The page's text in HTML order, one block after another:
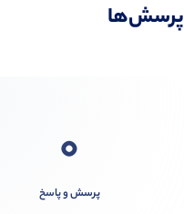
پرسش‌ها
0
پرسش و پاسخ